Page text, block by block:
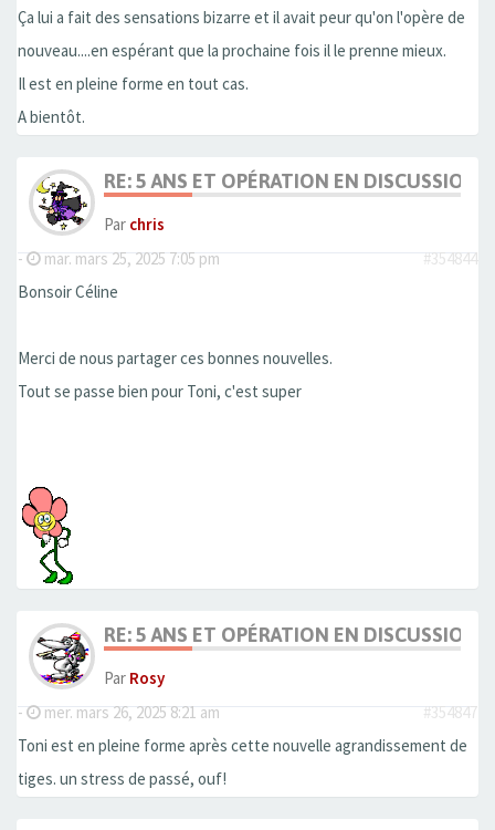
Ça lui a fait des sensations bizarre et il avait peur qu'on l'opère de
nouveau....en espérant que la prochaine fois il le prenne mieux.
Il est en pleine forme en tout cas.
A bientôt.
RE: 5 ANS ET OPÉRATION EN DISCUSSION
Par chris
-
mar. mars 25, 2025 7:05 pm
#354844
Bonsoir Céline
Merci de nous partager ces bonnes nouvelles.
Tout se passe bien pour Toni, c'est super
RE: 5 ANS ET OPÉRATION EN DISCUSSION
Par Rosy
-
mer. mars 26, 2025 8:21 am
#354847
Toni est en pleine forme après cette nouvelle agrandissement de
tiges. un stress de passé, ouf!